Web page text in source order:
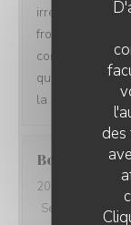
des
irréprochable,
froid et sec, la
comme énoncé
que nous
la suite.
Benoit
2025-08-23
-
Service
/5